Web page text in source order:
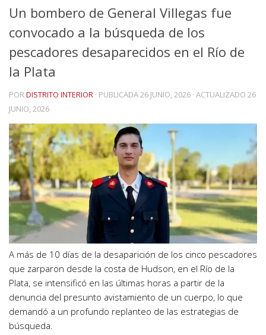
Un bombero de General Villegas fue
convocado a la búsqueda de los
pescadores desaparecidos en el Río de
la Plata
PORDISTRITO INTERIOR · PUBLICADA26 JUNIO, 2026 · ACTUALIZADO 26
JUNIO, 2026
A más de 10 días de la desaparición de los cinco pescadores
que zarparon desde la costa de Hudson, en el Río de la
Plata, se intensificó en las últimas horas a partir de la
denuncia del presunto avistamiento de un cuerpo, lo que
demandó a un profundo replanteo de las estrategias de
búsqueda.